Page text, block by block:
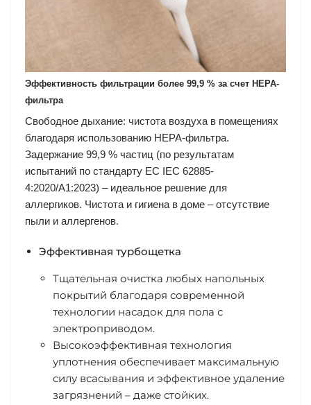
Эффективность фильтрации более 99,9 % за счет HEPA-
фильтра
Свободное дыхание: чистота воздуха в помещениях
благодаря использованию HEPA-фильтра.
Задержание 99,9 % частиц (по результатам
испытаний по стандарту ЕС IEC 62885-
4:2020/A1:2023) – идеальное решение для
аллергиков. Чистота и гигиена в доме – отсутствие
пыли и аллергенов.
Эффективная турбощетка
Тщательная очистка любых напольных
покрытий благодаря современной
технологии насадок для пола с
электроприводом.
Высокоэффективная технология
уплотнения обеспечивает максимальную
силу всасывания и эффективное удаление
загрязнений – даже стойких.